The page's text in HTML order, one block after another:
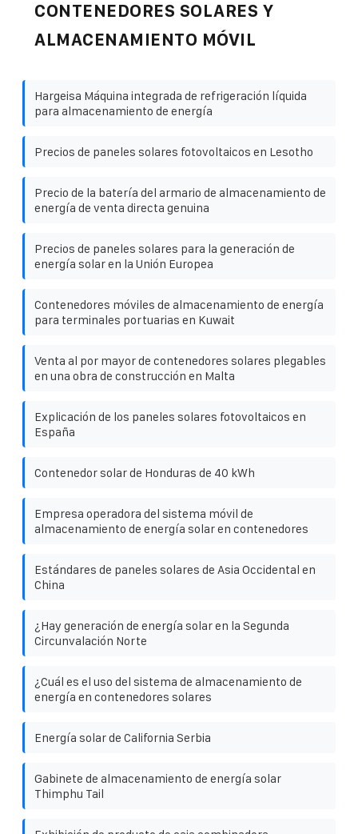
CONTENEDORES SOLARES Y
ALMACENAMIENTO MÓVIL
Hargeisa Máquina integrada de refrigeración líquida
para almacenamiento de energía
Precios de paneles solares fotovoltaicos en Lesotho
Precio de la batería del armario de almacenamiento de
energía de venta directa genuina
Precios de paneles solares para la generación de
energía solar en la Unión Europea
Contenedores móviles de almacenamiento de energía
para terminales portuarias en Kuwait
Venta al por mayor de contenedores solares plegables
en una obra de construcción en Malta
Explicación de los paneles solares fotovoltaicos en
España
Contenedor solar de Honduras de 40 kWh
Empresa operadora del sistema móvil de
almacenamiento de energía solar en contenedores
Estándares de paneles solares de Asia Occidental en
China
¿Hay generación de energía solar en la Segunda
Circunvalación Norte
¿Cuál es el uso del sistema de almacenamiento de
energía en contenedores solares
Energía solar de California Serbia
Gabinete de almacenamiento de energía solar
Thimphu Tail